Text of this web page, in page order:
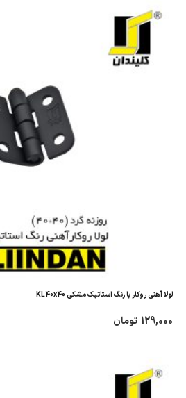
لولا آهنی روکار با رنگ استاتیک مشکی KL40x40
129,000 تومان